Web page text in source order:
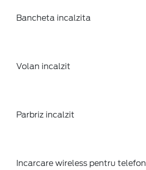
Bancheta incalzita
Volan incalzit
Parbriz incalzit
Incarcare wireless pentru telefon